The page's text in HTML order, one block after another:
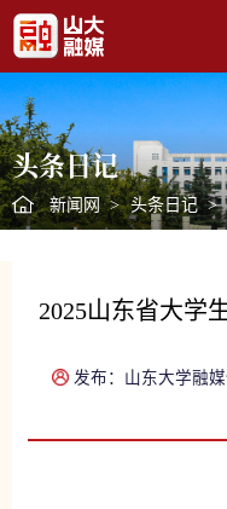
头条日记
新闻网 > 头条日记 >
2025山东省大学
发布：山东大学融